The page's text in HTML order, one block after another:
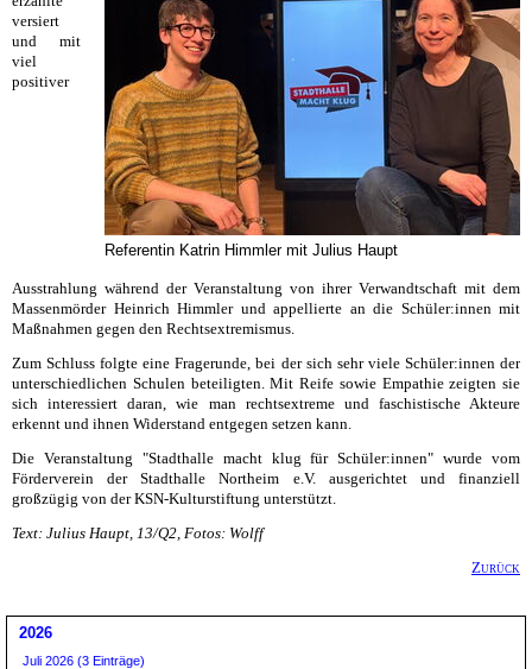
Referentin Katrin Himmler mit Julius Haupt
versiert
und mit
viel
positiver
Ausstrahlung während der Veranstaltung von ihrer Verwandtschaft mit dem
Massenmörder Heinrich Himmler und appellierte an die Schüler:innen mit
Maßnahmen gegen den Rechtsextremismus.
Zum Schluss folgte eine Fragerunde, bei der sich sehr viele Schüler:innen der
unterschiedlichen Schulen beteiligten. Mit Reife sowie Empathie zeigten sie
sich interessiert daran, wie man rechtsextreme und faschistische Akteure
erkennt und ihnen Widerstand entgegen setzen kann.
Die Veranstaltung "Stadthalle macht klug für Schüler:innen" wurde vom
Förderverein der Stadthalle Northeim e.V. ausgerichtet und finanziell
großzügig von der KSN-Kulturstiftung unterstützt.
Text: Julius Haupt, 13/Q2, Fotos: Wolff
Zurück
2026
Juli 2026 (3 Einträge)